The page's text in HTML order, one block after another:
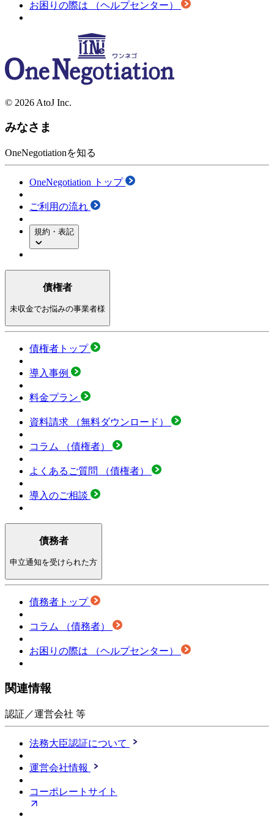
お困りの際は （ヘルプセンター）
© 2026 AtoJ Inc.
みなさま
OneNegotiationを知る
OneNegotiation トップ
ご利用の流れ
規約・表記
債権者
未収金でお悩みの事業者様
債権者トップ
導入事例
料金プラン
資料請求 （無料ダウンロード）
コラム （債権者）
よくあるご質問 （債権者）
導入のご相談
債務者
申立通知を受けられた方
債務者トップ
コラム （債務者）
お困りの際は （ヘルプセンター）
関連情報
認証／運営会社 等
法務大臣認証について
運営会社情報
コーポレートサイト